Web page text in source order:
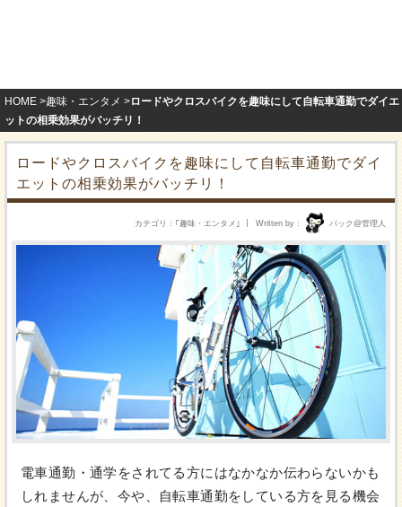
HOME 趣味・エンタメ
ロードやクロスバイクを趣味にして自転車通勤でダイエ
ットの相乗効果がバッチリ！
ロードやクロスバイクを趣味にして自転車通勤でダイ
エットの相乗効果がバッチリ！
Written by パック@管理人
カテゴリ ｢趣味・エンタメ ｣
電車通勤・通学をされてる方にはなかなか伝わらないかも
しれませんが、今や、自転車通勤をしている方を見る機会